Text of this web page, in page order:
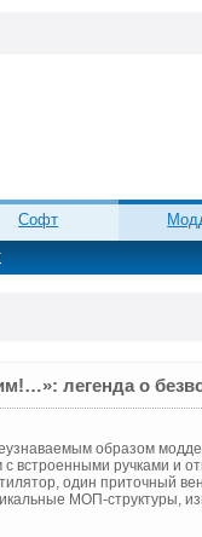
Софт
легенда о
образом
встроенными ручками и
один приточный
МОП-структуры,